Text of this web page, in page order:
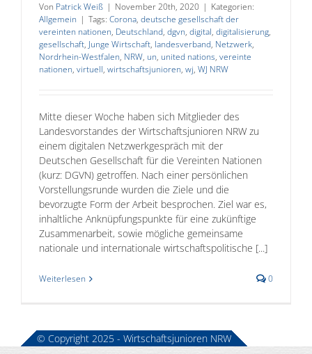
Von Patrick Weiß | November 20th, 2020 | Kategorien:
Allgemein | Tags: Corona, deutsche gesellschaft der
vereinten nationen, Deutschland, dgvn, digital, digitalisierung,
gesellschaft, Junge Wirtschaft, landesverband, Netzwerk,
Nordrhein-Westfalen, NRW, un, united nations, vereinte
nationen, virtuell, wirtschaftsjunioren, wj, WJ NRW
Mitte dieser Woche haben sich Mitglieder des
Landesvorstandes der Wirtschaftsjunioren NRW zu
einem digitalen Netzwerkgespräch mit der
Deutschen Gesellschaft für die Vereinten Nationen
(kurz: DGVN) getroffen. Nach einer persönlichen
Vorstellungsrunde wurden die Ziele und die
bevorzugte Form der Arbeit besprochen. Ziel war es,
inhaltliche Anknüpfungspunkte für eine zukünftige
Zusammenarbeit, sowie mögliche gemeinsame
nationale und internationale wirtschaftspolitische [...]
Weiterlesen 0
© Copyright 2025 - Wirtschaftsjunioren NRW